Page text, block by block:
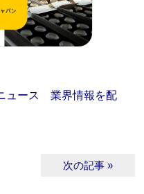
ュース 業界情報を配
次の記事 »